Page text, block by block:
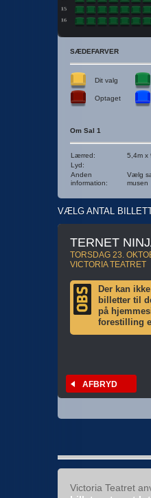
SÆDEFARVER
Dit valg
Optaget
Om Sal 1
Lærred:
5,4m x
Lyd:
Anden
information:
Vælg
musen
VÆLG ANTAL
TERNET
TORSDAG 23.
VICTORIA TEATRET
Der kan
billetter til
på
forestilling
AFBRYD
Victoria Teatret